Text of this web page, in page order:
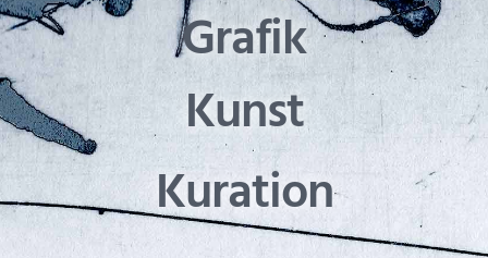
Grafik
Kunst
Kuration